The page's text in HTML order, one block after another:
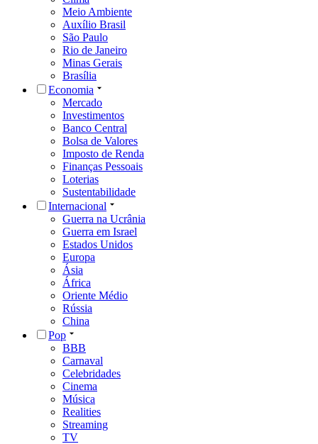
Meio Ambiente
Auxílio Brasil
São Paulo
Rio de Janeiro
Minas Gerais
Brasília
Economia
Mercado
Investimentos
Banco Central
Bolsa de Valores
Imposto de Renda
Finanças Pessoais
Loterias
Sustentabilidade
Internacional
Guerra na Ucrânia
Guerra em Israel
Estados Unidos
Europa
Ásia
África
Oriente Médio
Rússia
China
Pop
BBB
Carnaval
Celebridades
Cinema
Música
Realities
Streaming
TV